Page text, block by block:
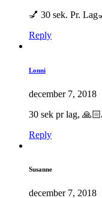
💅 30 sek. Pr.
Reply
Lonni
december 7, 2018
30 sek pr lag,
Reply
Susanne
december 7, 2018